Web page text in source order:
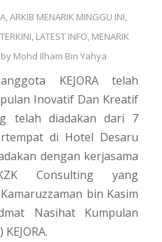
,ARKIB MENARIK MINGGU INI,
, LATEST INFO, MENARIK
by Mohd Ilham Bin Yahya
KEJORA telah
Inovatif Dan Kreatif
telah diadakan dari 7
di Hotel Desaru
dengan kerjasama
Consulting yang
bin Kasim
Nasihat Kumpulan